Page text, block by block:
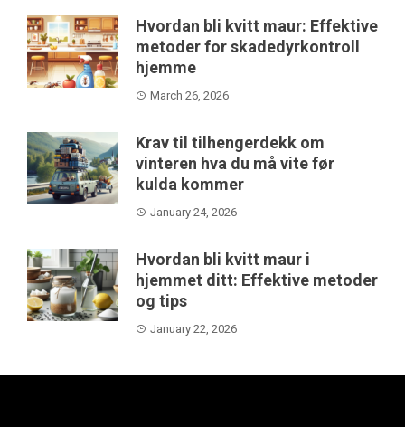
Hvordan bli kvitt maur: Effektive
metoder for skadedyrkontroll
hjemme
March 26, 2026
Krav til tilhengerdekk om
vinteren hva du må vite før
kulda kommer
January 24, 2026
Hvordan bli kvitt maur i
hjemmet ditt: Effektive metoder
og tips
January 22, 2026